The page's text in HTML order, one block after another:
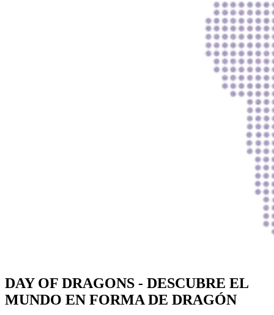
DAY OF DRAGONS - DESCUBRE EL
MUNDO EN FORMA DE DRAGÓN